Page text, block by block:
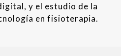
y el estudio de la
en fisioterapia.